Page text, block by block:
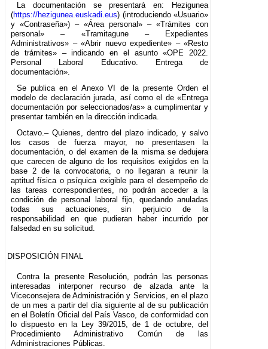
La documentación se presentará en: Hezigunea
(https://hezigunea.euskadi.eus) (introduciendo «Usuario»
y «Contraseña») – «Área personal» – «Trámites con
personal» – «Tramitagune – Expedientes
Administrativos» – «Abrir nuevo expediente» – «Resto
de trámites» – indicando en el asunto «OPE 2022.
Personal Laboral Educativo. Entrega de
documentación».
Se publica en el Anexo VI de la presente Orden el
modelo de declaración jurada, así como el de «Entrega
documentación por seleccionados/as» a cumplimentar y
presentar también en la dirección indicada.
Octavo.– Quienes, dentro del plazo indicado, y salvo
los casos de fuerza mayor, no presentasen la
documentación, o del examen de la misma se dedujera
que carecen de alguno de los requisitos exigidos en la
base 2 de la convocatoria, o no llegaran a reunir la
aptitud física o psíquica exigible para el desempeño de
las tareas correspondientes, no podrán acceder a la
condición de personal laboral fijo, quedando anuladas
todas sus actuaciones, sin perjuicio de la
responsabilidad en que pudieran haber incurrido por
falsedad en su solicitud.
DISPOSICIÓN FINAL
Contra la presente Resolución, podrán las personas
interesadas interponer recurso de alzada ante la
Viceconsejera de Administración y Servicios, en el plazo
de un mes a partir del día siguiente al de su publicación
en el Boletín Oficial del País Vasco, de conformidad con
lo dispuesto en la Ley 39/2015, de 1 de octubre, del
Procedimiento Administrativo Común de las
Administraciones Públicas.